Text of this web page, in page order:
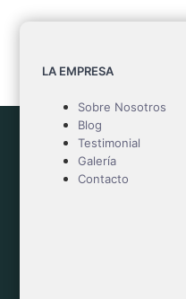
LA EMPRESA
Sobre Nosotros
Blog
Testimonial
Galería
Contacto